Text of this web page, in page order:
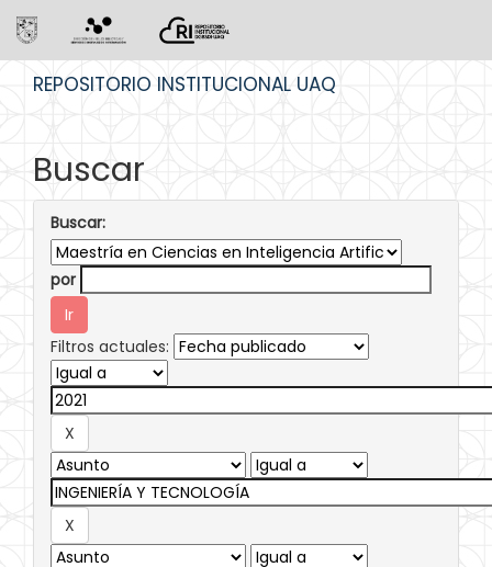
REPOSITORIO INSTITUCIONAL UAQ
Buscar
Buscar:
por
Filtros actuales: